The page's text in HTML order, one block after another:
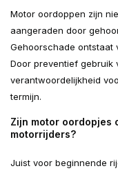
Motor oordoppen zijn
aangeraden door
Gehoorschade ontstaat
Door preventief gebruik
verantwoordelijkheid
termijn.
Zijn motor oordopjes
motorrijders?
Juist voor beginnende